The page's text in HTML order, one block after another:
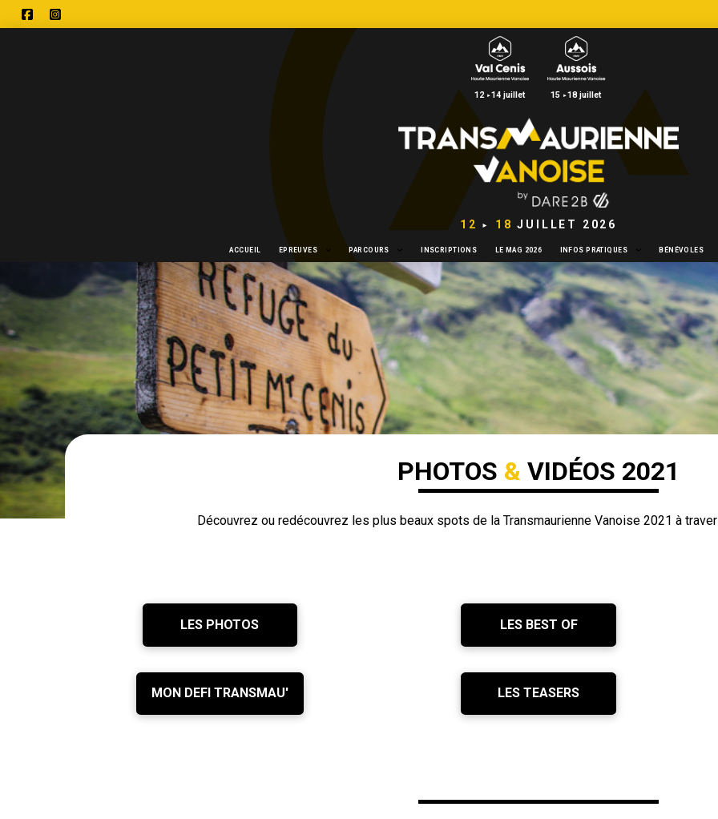
12 ►14 juillet 15 ►18 juillet
12 ► 18 JUILLET 2026
ACCUEIL EPREUVES PARCOURS INSCRIPTIONS LE MAG 2026 INFOS PRATIQUES BÉNÉVOLES
PHOTOS & VIDÉOS 2021
Découvrez ou redécouvrez les plus beaux spots de la Transmaurienne Vanoise 2021 à
LES PHOTOS LES BEST OF
MON DEFI TRANSMAU' LES TEASERS